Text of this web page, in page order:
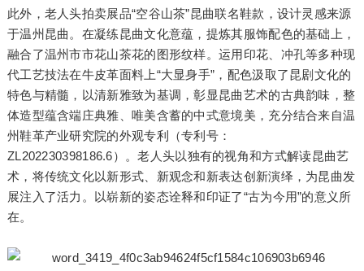
此外，老人头拍卖展品“空谷山茶”昆曲联名鞋款，设计灵感来源
于温州昆曲。在凝练昆曲文化意蕴，提炼其服饰配色的基础上，
融合了温州市市花山茶花的图形纹样。运用印花、冲孔等多种现
代工艺技法在牛皮革面料上“大显身手”，配色汲取了昆剧文化的
特色与精髓，以清新雅致为基调，彰显昆曲艺术的古典韵味，整
体造型蕴含端庄典雅、唯美含蓄的中式意境美，充分结合来自温
州鞋革产业研究院的外观专利（专利号：
ZL202230398186.6）。老人头以独有的视角和方式解读昆曲艺
术，将传统文化以新形式、新观念和新表达创新演绎，为昆曲发
展注入了活力。以崭新的姿态诠释和印证了“古为今用”的意义所
在。